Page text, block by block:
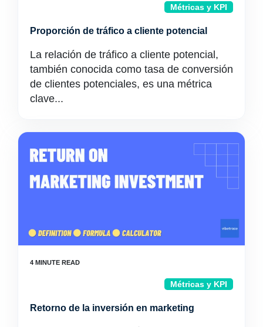
Métricas y KPI
Proporción de tráfico a cliente potencial
La relación de tráfico a cliente potencial,
también conocida como tasa de conversión
de clientes potenciales, es una métrica
clave...
Métricas y KPI
Retorno de la inversión en marketing